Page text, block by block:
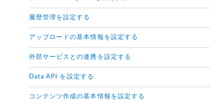
履歴管理を設定する
アップロードの基本情報を設定する
外部サービスとの連携を設定する
Data API を設定する
コンテンツ作成の基本情報を設定する